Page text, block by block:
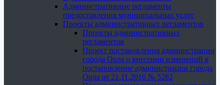
Административные регламенты
предоставления муниципальных услуг
Проекты административных регламентов
Проекты административных
регламентов
Проект постановления администрации
города Орла о внесении изменений в
постановление администрации города
Орла от 21.11.2016 № 5282